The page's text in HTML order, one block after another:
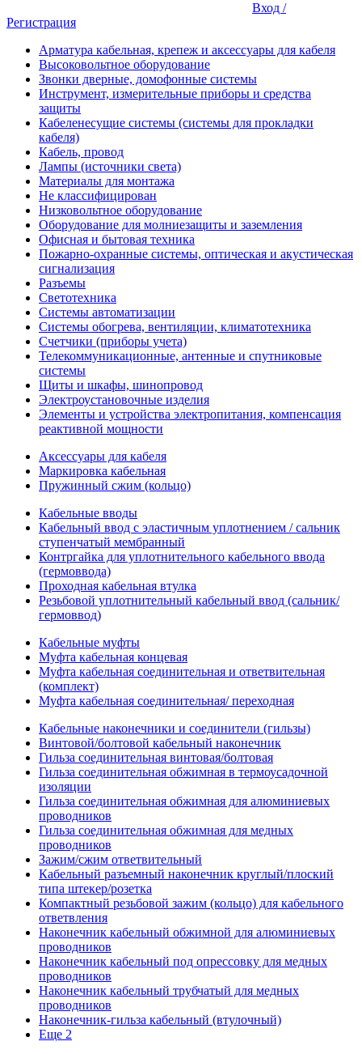
Вход /
Регистрация
Арматура кабельная, крепеж и аксессуары для кабеля
Высоковольтное оборудование
Звонки дверные, домофонные системы
Инструмент, измерительные приборы и средства
защиты
Кабеленесущие системы (системы для прокладки
кабеля)
Кабель, провод
Лампы (источники света)
Материалы для монтажа
Не классифицирован
Низковольтное оборудование
Оборудование для молниезащиты и заземления
Офисная и бытовая техника
Пожарно-охранные системы, оптическая и акустическая
сигнализация
Разъемы
Светотехника
Системы автоматизации
Системы обогрева, вентиляции, климатотехника
Счетчики (приборы учета)
Телекоммуникационные, антенные и спутниковые
системы
Щиты и шкафы, шинопровод
Электроустановочные изделия
Элементы и устройства электропитания, компенсация
реактивной мощности
Аксессуары для кабеля
Маркировка кабельная
Пружинный сжим (кольцо)
Кабельные вводы
Кабельный ввод с эластичным уплотнением / сальник
ступенчатый мембранный
Контргайка для уплотнительного кабельного ввода
(гермоввода)
Проходная кабельная втулка
Резьбовой уплотнительный кабельный ввод (сальник/
гермоввод)
Кабельные муфты
Муфта кабельная концевая
Муфта кабельная соединительная и ответвительная
(комплект)
Муфта кабельная соединительная/ переходная
Кабельные наконечники и соединители (гильзы)
Винтовой/болтовой кабельный наконечник
Гильза соединительная винтовая/болтовая
Гильза соединительная обжимная в термоусадочной
изоляции
Гильза соединительная обжимная для алюминиевых
проводников
Гильза соединительная обжимная для медных
проводников
Зажим/сжим ответвительный
Кабельный разъемный наконечник круглый/плоский
типа штекер/розетка
Компактный резьбовой зажим (кольцо) для кабельного
ответвления
Наконечник кабельный обжимной для алюминиевых
проводников
Наконечник кабельный под опрессовку для медных
проводников
Наконечник кабельный трубчатый для медных
проводников
Наконечник-гильза кабельный (втулочный)
Еще 2